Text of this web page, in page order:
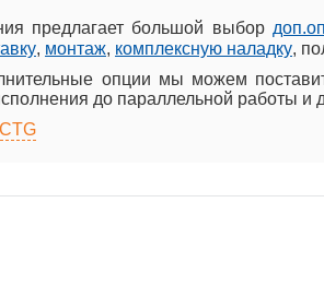
предлагает большой выбор
, монтаж, комплексную наладку,
опции мы можем
до параллельной работы и